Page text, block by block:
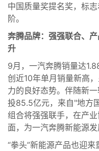
中国质量奖提名奖，标
阶。
奔腾品牌：强强联合、
升
9月，一汽奔腾销量达
创近10年单月销量新高
力的良好态势。伴随新
投85.5亿元，来自"地方
组合将强强联手，在产
面，为一汽奔腾新能源发
“拳头”新能源产品也迎